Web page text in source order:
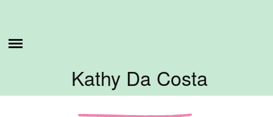
content
Kathy Da CostaTUTORIALES